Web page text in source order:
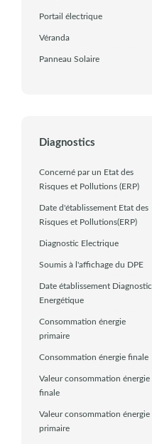
Portail électrique
Véranda
Panneau Solaire
Diagnostics
Concerné par un Etat des
Risques et Pollutions (ERP)
Date d'établissement Etat des
Risques et Pollutions(ERP)
Diagnostic Electrique
Soumis à l'affichage du DPE
Date établissement Diagnostic
Energétique
Consommation énergie
primaire
Consommation énergie finale
Valeur consommation énergie
finale
Valeur consommation énergie
primaire